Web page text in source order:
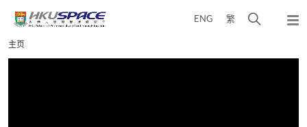
content
ENG 繁
弹
Main
content
主页